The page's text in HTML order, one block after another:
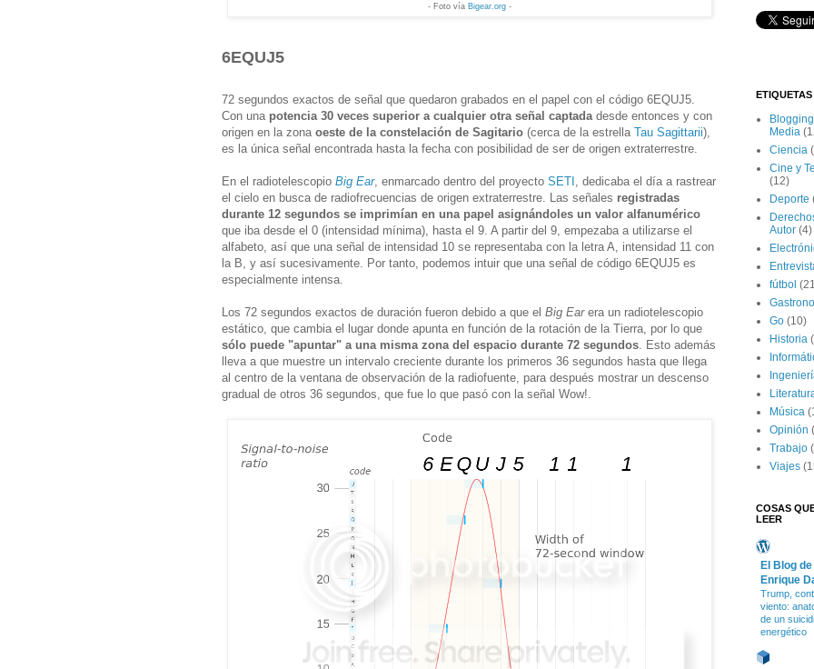
- Foto vía Bigear.org -
6EQUJ5
72 segundos exactos de señal que quedaron grabados en el papel con el código 6EQUJ5.
Con una potencia 30 veces superior a cualquier otra señal captada desde entonces y con
origen en la zona oeste de la constelación de Sagitario (cerca de la estrella Tau Sagittarii),
es la única señal encontrada hasta la fecha con posibilidad de ser de origen extraterrestre.
En el radiotelescopio Big Ear, enmarcado dentro del proyecto SETI , dedicaba el día a rastrear
el cielo en busca de radiofrecuencias de origen extraterrestre. Las señales registradas
durante 12 segundos se imprimían en una papel asignándoles un valor alfanumérico
que iba desde el 0 (intensidad mínima), hasta el 9. A partir del 9, empezaba a utilizarse el
alfabeto, así que una señal de intensidad 10 se representaba con la letra A, intensidad 11 con
la B, y así sucesivamente. Por tanto, podemos intuir que una señal de código 6EQUJ5 es
especialmente intensa.
Los 72 segundos exactos de duración fueron debido a que el Big Earera un radiotelescopio
estático, que cambia el lugar donde apunta en función de la rotación de la Tierra, por lo que
sólo puede "apuntar" a una misma zona del espacio durante 72 segundos . Esto además
lleva a que muestre un intervalo creciente durante los primeros 36 segundos hasta que llega
al centro de la ventana de observación de la radiofuente, para después mostrar un descenso
gradual de otros 36 segundos, que fue lo que pasó con la señal Wow!.
ETIQUETAS
Media
Ciencia
Cine y
(12)
Deporte
Autor (4)
fútbol
Go (10)
Historia
Música
Opinión
Trabajo
Viajes
COSAS
LEER
El Blog de
Enrique
Trump,
viento:
de un
energético